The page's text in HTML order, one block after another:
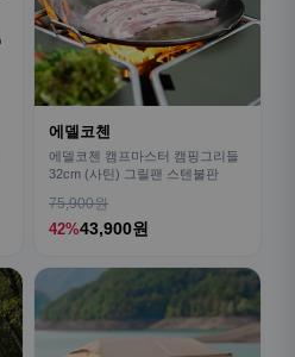
에델코첸
에델코첸 캠프마스터 캠핑그리들
32cm (사틴) 그릴팬 스텐불판
75,900원
42%43,900원